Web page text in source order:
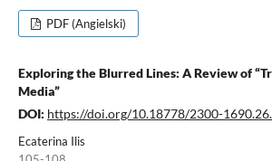
PDF (Angielski)
Exploring the Blurred Lines: A Review of
Media”
DOI: https://doi.org/10.18778/2300-
Ecaterina Ilis